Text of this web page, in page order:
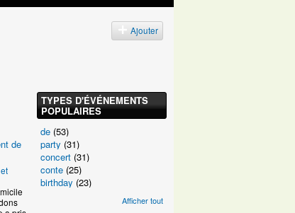
Ajouter
de
TYPES D'ÉVÉNEMENTS
POPULAIRES
de (53)
party (31)
concert (31)
conte (25)
birthday (23)
Afficher tout